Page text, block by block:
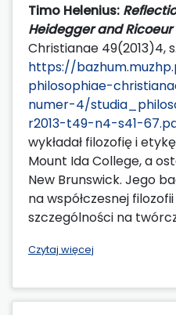
Timo Helenius:
Heidegger and Ricoeur
Christianae 49(2013)4,
https://
philosophiae-
numer-4/
r2013-t49-n4-s41-
wykładał filozofię i
Mount Ida College, a
New Brunswick. Jego
na współczesnej
szczególności na
Czytaj więcej